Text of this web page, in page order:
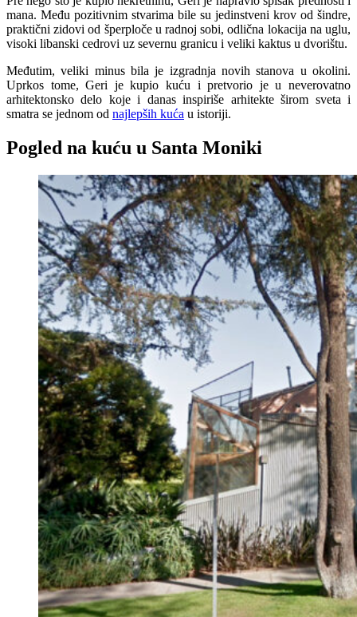
mana. Među pozitivnim stvarima bile su jedinstveni krov od šindre,
praktični zidovi od šperploče u radnoj sobi, odlična lokacija na uglu,
visoki libanski cedrovi uz severnu granicu i veliki kaktus u dvorištu.
Međutim, veliki minus bila je izgradnja novih stanova u okolini.
Uprkos tome, Geri je kupio kuću i pretvorio je u neverovatno
arhitektonsko delo koje i danas inspiriše arhitekte širom sveta i
smatra se jednom od najlepših kuća u istoriji.
Pogled na kuću u Santa Moniki